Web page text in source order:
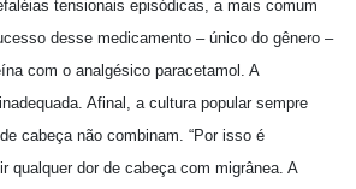
tensionais episódicas, a mais comum
desse medicamento – único do gênero –
com o analgésico paracetamol. A
Afinal, a cultura popular sempre
cabeça não combinam. “Por isso é
qualquer dor de cabeça com migrânea. A